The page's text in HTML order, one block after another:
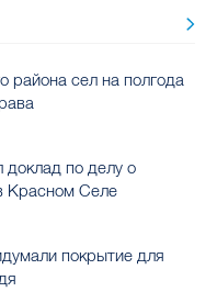
района сел на полгода
доклад по делу о
Красном Селе
покрытие для